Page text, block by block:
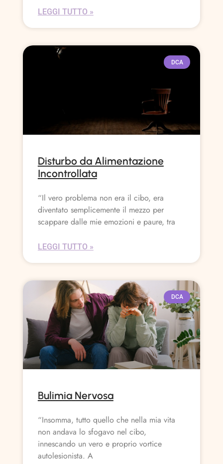
LEGGI TUTTO »
DCA
Disturbo da Alimentazione
Incontrollata
“Il vero problema non era il cibo, era
diventato semplicemente il mezzo per
scappare dalle mie emozioni e paure, tra
LEGGI TUTTO »
DCA
Bulimia Nervosa
“Insomma, tutto quello che nella mia vita
non andava lo sfogavo nel cibo,
innescando un vero e proprio vortice
autolesionista. A